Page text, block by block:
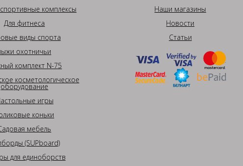
комплексы
Для фитнеса
виды спорта
охотничьи
комплект N-75
косметологическое
оборудование
игры
коньки
мебель
(SUPboard)
для единоборств
Наши магазины
Новости
Статьи